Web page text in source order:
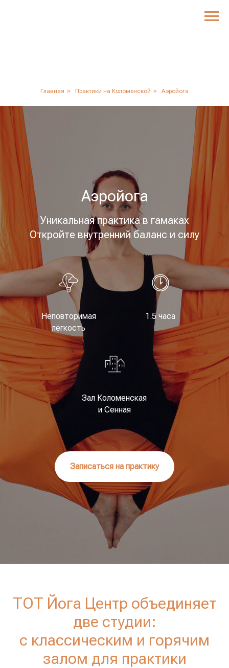
Главная » Практики на Коломенской » Аэройога
Аэройога
Уникальная практика в гамаках
Откройте внутренний баланс и силу
Неповторимая
лёгкость
1.5 часа
Зал Коломенская
и Сенная
Записаться на практику
ТОТ Йога Центр объединяет
две студии:
с классическим и горячим
залом для практики